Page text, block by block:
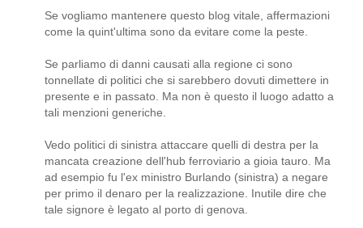
Se vogliamo mantenere questo blog vitale, affermazioni
come la quint'ultima sono da evitare come la peste.
Se parliamo di danni causati alla regione ci sono
tonnellate di politici che si sarebbero dovuti dimettere in
presente e in passato. Ma non è questo il luogo adatto a
tali menzioni generiche.
Vedo politici di sinistra attaccare quelli di destra per la
mancata creazione dell'hub ferroviario a gioia tauro. Ma
ad esempio fu l'ex ministro Burlando (sinistra) a negare
per primo il denaro per la realizzazione. Inutile dire che
tale signore è legato al porto di genova.